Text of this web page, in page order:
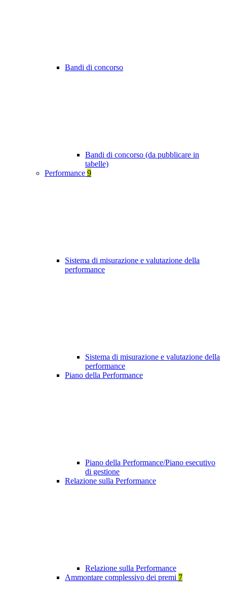
Bandi di concorso
Bandi di concorso (da pubblicare in
tabelle)
Performance 9
Sistema di misurazione e valutazione della
performance
Sistema di misurazione e valutazione della
performance
Piano della Performance
Piano della Performance/Piano esecutivo
di gestione
Relazione sulla Performance
Relazione sulla Performance
Ammontare complessivo dei premi 7